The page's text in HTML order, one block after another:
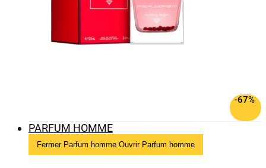
-67%
PARFUM HOMME
Fermer Parfum homme Ouvrir Parfum homme